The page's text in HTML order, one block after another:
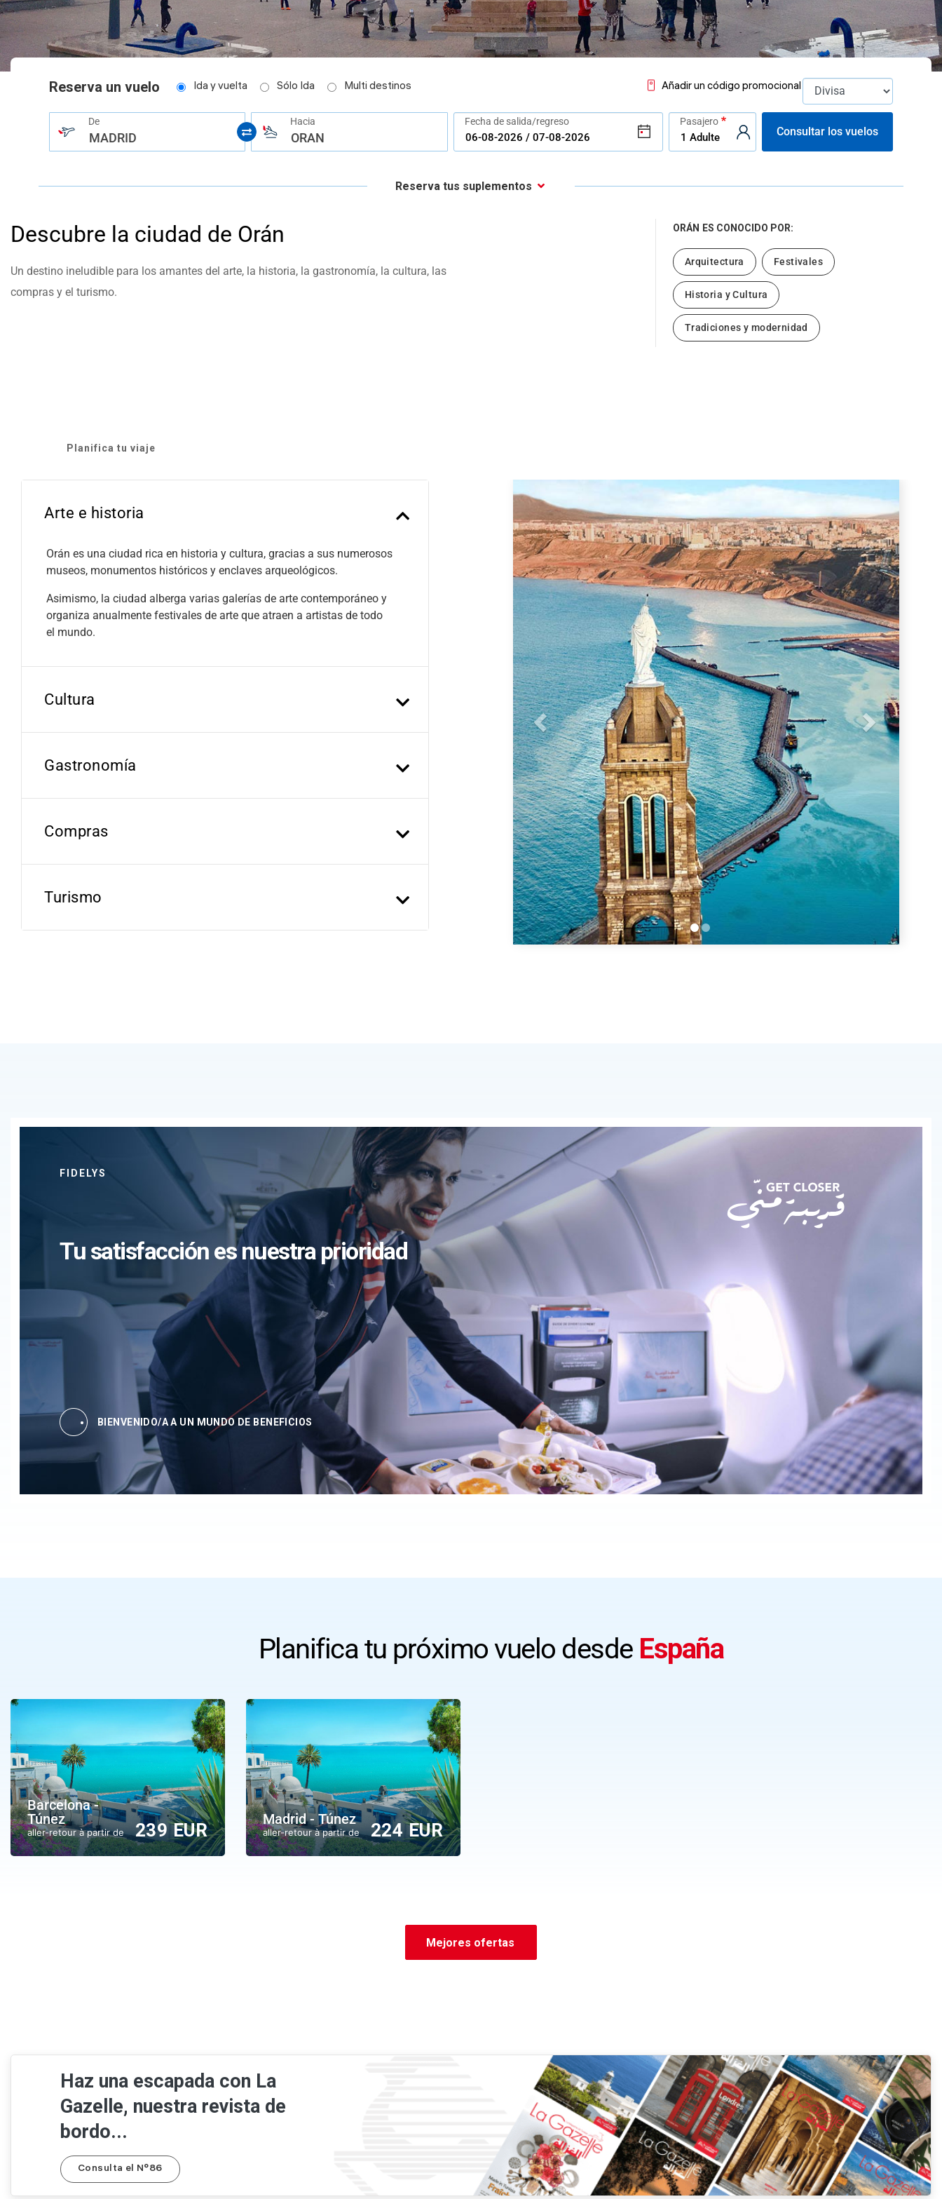
help
you
and
interact
with
the
Reserva un vuelo Ida y vuelta Sólo Ida Multi destinos Añadir un código promocional
De
MADRID
Hacia
ORAN
Fecha de salida/regreso Pasajero
Consultar los vuelos
Reserva tus suplementos
Descubre la ciudad de Orán
Un destino ineludible para los amantes del arte, la historia, la gastronomía, la cultura, las
compras y el turismo.
ORÁN ES CONOCIDO POR:
Arquitectura Festivales
Historia y Cultura
Tradiciones y modernidad
Planifica tu viaje
Arte e historia
Orán es una ciudad rica en historia y cultura, gracias a sus numerosos
museos, monumentos históricos y enclaves arqueológicos.
Asimismo, la ciudad alberga varias galerías de arte contemporáneo y
organiza anualmente festivales de arte que atraen a artistas de todo
el mundo.
Cultura
Gastronomía
Compras
Turismo
FIDELYS
Tu satisfacción es nuestra prioridad
BIENVENIDO/A A UN MUNDO DE BENEFICIOS
Planifica tu próximo vuelo desde España
Barcelona -
Túnez
aller-retour à partir de 239 EUR
Madrid - Túnez
aller-retour à partir de 224 EUR
Mejores ofertas
Haz una escapada con La
Gazelle, nuestra revista de
bordo...
Consulta el N°86